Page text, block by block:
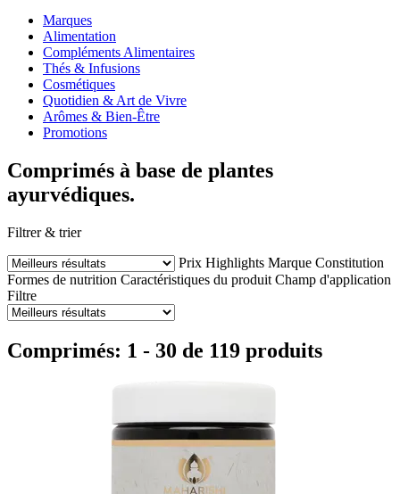
Marques
Alimentation
Compléments Alimentaires
Thés & Infusions
Cosmétiques
Quotidien & Art de Vivre
Arômes & Bien-Être
Promotions
Comprimés à base de plantes
ayurvédiques.
Filtrer & trier
Prix Highlights Marque Constitution
Formes de nutrition Caractéristiques du produit Champ d'application
Filtre
Comprimés: 1 - 30 de 119 produits